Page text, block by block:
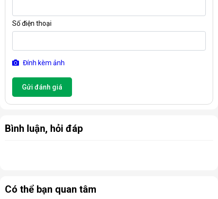
Số điện thoại
Đính kèm ảnh
Gửi đánh giá
Bình luận, hỏi đáp
Có thể bạn quan tâm